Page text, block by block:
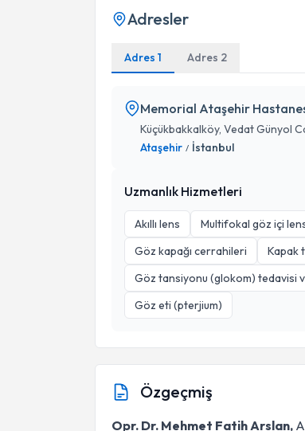
Adresler
Adres 1 Adres 2
Memorial Ataşehir
Küçükbakkalköy, Vedat Günyol
Ataşehir / İstanbul
Uzmanlık Hizmetleri
Akıllı lens Multifokal göz içi
Göz kapağı cerrahileri
Kapak
Göz tansiyonu (glokom) tedavisi
Göz eti (pterjium)
Özgeçmiş
Opr. Dr. Mehmet Fatih Arslan,